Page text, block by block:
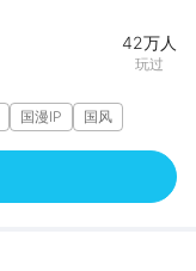
42万人
玩过
国漫IP
国风